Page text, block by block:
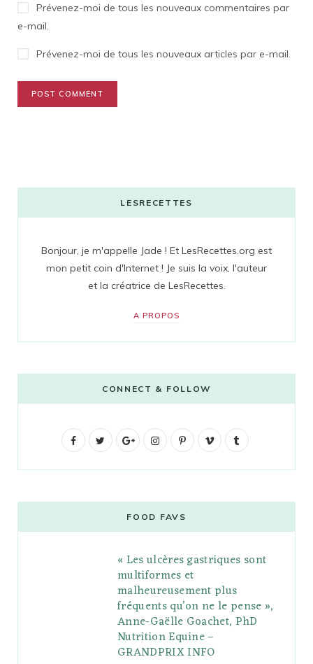
Prévenez-moi de tous les nouveaux commentaires par
e-mail.
Prévenez-moi de tous les nouveaux articles par e-mail.
LESRECETTES
Bonjour, je m'appelle Jade ! Et LesRecettes.org est
mon petit coin d'Internet ! Je suis la voix, l'auteur
et la créatrice de LesRecettes.
A PROPOS
CONNECT & FOLLOW
F
b
t
G
l
e
P
l
s
I
a
g
r
a
P
e
r
e
s
V
o
l
r
FOOD FAVS
« Les ulcères gastriques sont
multiformes et
malheureusement plus
fréquents qu’on ne le pense »,
Anne-Gaëlle Goachet, PhD
Nutrition Equine –
GRANDPRIX INFO